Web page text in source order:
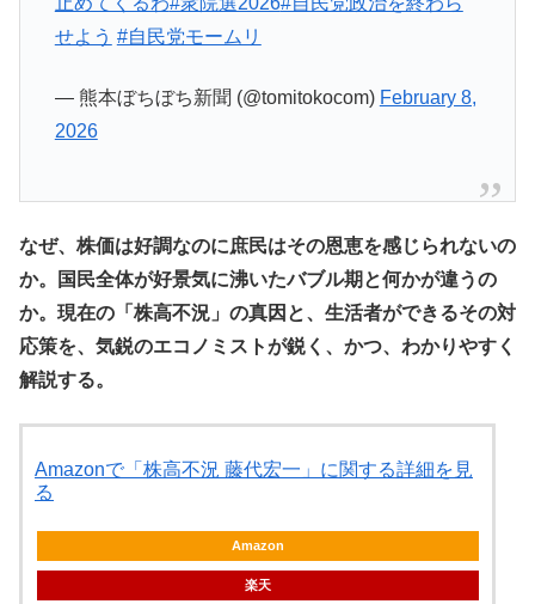
せよう #自民党モームリ
— 熊本ぼちぼち新聞 (@tomitokocom) February 8,
2026
なぜ、株価は好調なのに庶民はその恩恵を感じられないの
か。国民全体が好景気に沸いたバブル期と何かが違うの
か。現在の「株高不況」の真因と、生活者ができるその対
応策を、気鋭のエコノミストが鋭く、かつ、わかりやすく
解説する。
Amazonで「株高不況 藤代宏一」に関する詳細を見
る
Amazon
楽天